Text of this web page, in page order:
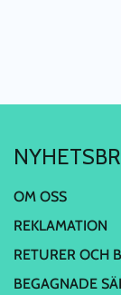
OM OSS
REKLAMATION
RETURER OCH
BEGAGNADE